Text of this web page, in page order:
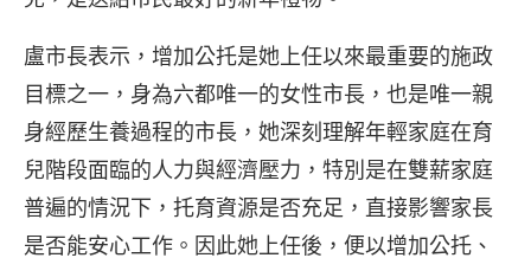
盧市長表示，增加公托是她上任以來最重要的施政
目標之一，身為六都唯一的女性市長，也是唯一親
身經歷生養過程的市長，她深刻理解年輕家庭在育
兒階段面臨的人力與經濟壓力，特別是在雙薪家庭
普遍的情況下，托育資源是否充足，直接影響家長
是否能安心工作。因此她上任後，便以增加公托、